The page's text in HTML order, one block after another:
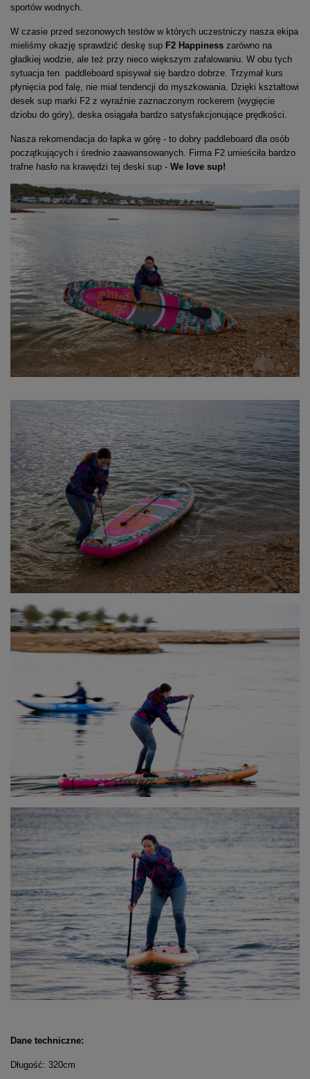
sportów wodnych.
W czasie przed sezonowych testów w których uczestniczy nasza ekipa
mieliśmy okazję sprawdzić deskę sup F2 Happiness zarówno na
gładkiej wodzie, ale też przy nieco większym zafalowaniu. W obu tych
sytuacja ten paddleboard spisywał się bardzo dobrze. Trzymał kurs
płynięcia pod falę, nie miał tendencji do myszkowania. Dzięki kształtowi
desek sup marki F2 z wyraźnie zaznaczonym rockerem (wygięcie
dziobu do góry), deska osiągała bardzo satysfakcjonujące prędkości.
Nasza rekomendacja do łapka w górę - to dobry paddleboard dla osób
początkujących i średnio zaawansowanych. Firma F2 umieściła bardzo
trafne hasło na krawędzi tej deski sup - We love sup!
Dane techniczne:
Długość: 320cm